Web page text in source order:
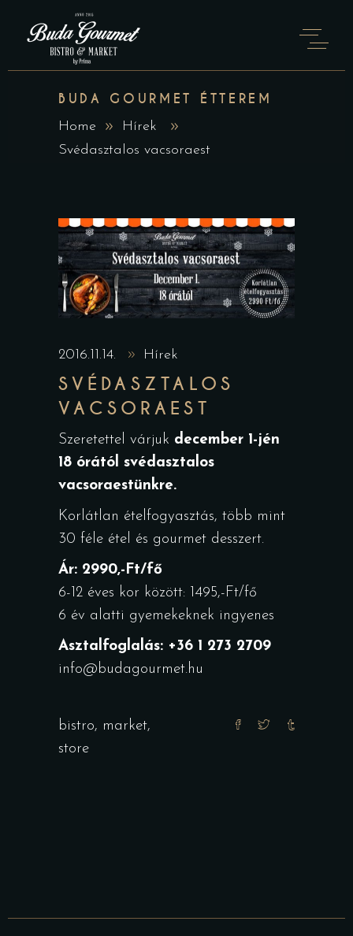
BUDA GOURMET ÉTTEREM
Home
Hírek
Svédasztalos vacsoraest
2016.11.14. Hírek
SVÉDASZTALOS
VACSORAEST
Szeretettel várjuk december 1-jén
18 órától svédasztalos
vacsoraestünkre.
Korlátlan ételfogyasztás, több mint
30 féle étel és gourmet desszert.
Ár: 2990,-Ft/fő
6-12 éves kor között: 1495,-Ft/fő
6 év alatti gyemekeknek ingyenes
Asztalfoglalás: +36 1 273 2709
info@budagourmet.hu
bistro, market,
store